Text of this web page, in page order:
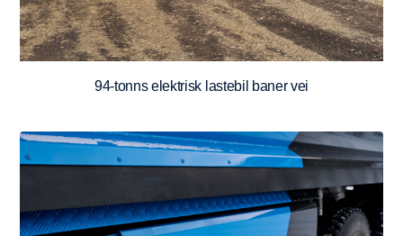
94-tonns elektrisk lastebil baner vei